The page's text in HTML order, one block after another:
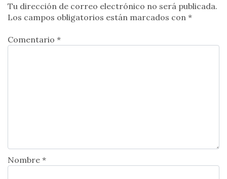
Tu dirección de correo electrónico no será publicada.
Los campos obligatorios están marcados con *
Comentario *
Nombre *